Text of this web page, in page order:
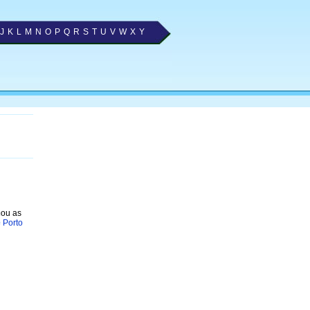
J K L M N O P Q R S T U V W X Y
as
Porto